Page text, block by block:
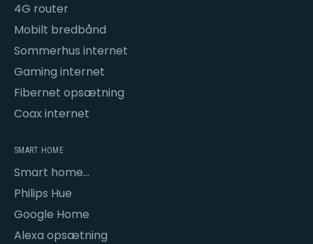
4G router
Mobilt bredbånd
Sommerhus internet
Gaming internet
Fibernet opsætning
Coax internet
SMART HOME
Smart home
opsætning
Philips Hue
Google Home
Alexa opsætning